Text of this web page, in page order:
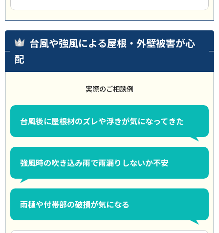
台風や強風による屋根・外壁被害が心
配
実際のご相談例
台風後に屋根材のズレや浮きが気になってきた
強風時の吹き込み雨で雨漏りしないか不安
雨樋や付帯部の破損が気になる